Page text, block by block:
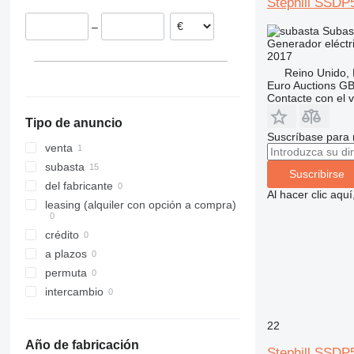
–
Tipo de anuncio
venta
subasta
del fabricante
leasing (alquiler con opción a compra)
crédito
a plazos
permuta
intercambio
Año de fabricación
Generador
2017
Reino Unido,
Euro Auctions GB
Contacte con el
Suscríbase para
Suscribirse
Al hacer clic
22